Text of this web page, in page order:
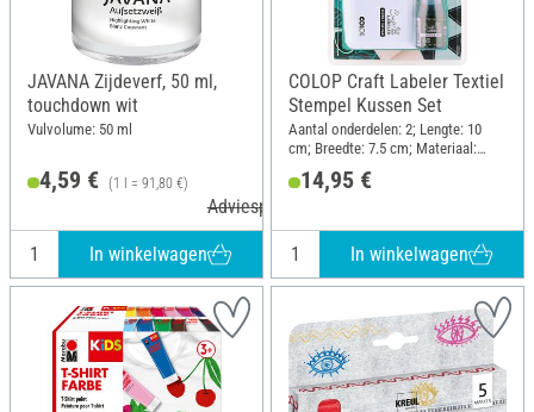
JAVANA Zijdeverf, 50 ml,
touchdown wit
Vulvolume: 50 ml
4,59 € (1 l = 91,80 €)
Adviesprijs 5,49 €
In winkelwagen
COLOP Craft Labeler Textiel
Stempel Kussen Set
Aantal onderdelen: 2; Lengte: 10
cm; Breedte: 7.5 cm; Materiaal:
14,95 €
In winkelwagen